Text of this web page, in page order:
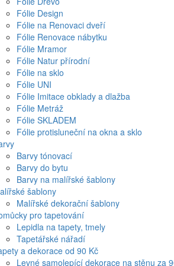
Fólie Design
Fólie na Renovaci dveří
Fólie Renovace nábytku
Fólie Mramor
Fólie Natur přírodní
Fólie na sklo
Fólie UNI
Fólie Imitace obklady a dlažba
Fólie Metráž
Fólie SKLADEM
Fólie protisluneční na okna a sklo
Barvy tónovací
Barvy do bytu
Barvy na malířské šablony
šablony
Malířské dekorační šablony
pro tapetování
Lepidla na tapety, tmely
Tapetářské nářadí
a dekorace od 90 Kč
Levné samolepící dekorace na stěnu za